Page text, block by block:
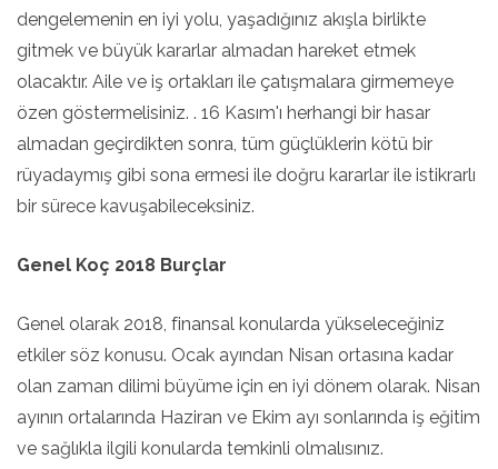
dengelemenin en iyi yolu, yaşadığınız akışla birlikte
gitmek ve büyük kararlar almadan hareket etmek
olacaktır. Aile ve iş ortakları ile çatışmalara girmemeye
özen göstermelisiniz. . 16 Kasım'ı herhangi bir hasar
almadan geçirdikten sonra, tüm güçlüklerin kötü bir
rüyadaymış gibi sona ermesi ile doğru kararlar ile istikrarlı
bir sürece kavuşabileceksiniz.
Genel Koç 2018 Burçlar
Genel olarak 2018, finansal konularda yükseleceğiniz
etkiler söz konusu. Ocak ayından Nisan ortasına kadar
olan zaman dilimi büyüme için en iyi dönem olarak. Nisan
ayının ortalarında Haziran ve Ekim ayı sonlarında iş eğitim
ve sağlıkla ilgili konularda temkinli olmalısınız.